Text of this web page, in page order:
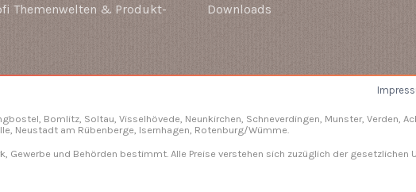
Themenwelten & Produkt-
Downloads
Bomlitz, Soltau , Visselhövede, Neunkirchen, Schneverdingen , Munster, Verden ,
, Neustadt am Rübenberge, Isernhagen, Rotenburg/Wümme
Gewerbe und Behörden bestimmt. Alle Preise verstehen sich zuzüglich der gesetzlichen